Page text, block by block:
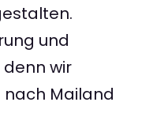
und
wir
Mailand